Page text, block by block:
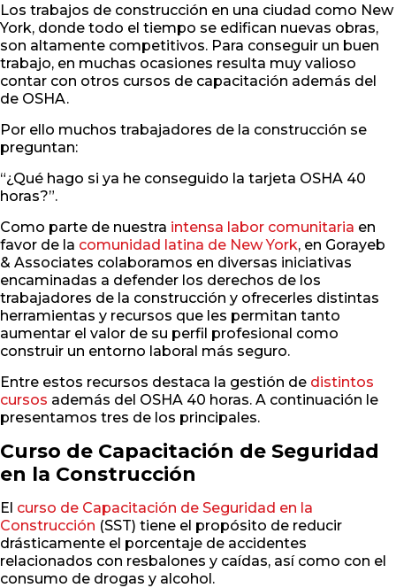
Los trabajos de construcción en una ciudad como New
York, donde todo el tiempo se edifican nuevas obras,
son altamente competitivos. Para conseguir un buen
trabajo, en muchas ocasiones resulta muy valioso
contar con otros cursos de capacitación además del
de OSHA.
Por ello muchos trabajadores de la construcción se
preguntan:
“¿Qué hago si ya he conseguido la tarjeta OSHA 40
horas?”.
Como parte de nuestra intensa labor comunitaria en
favor de la comunidad latina de New York, en Gorayeb
& Associates colaboramos en diversas iniciativas
encaminadas a defender los derechos de los
trabajadores de la construcción y ofrecerles distintas
herramientas y recursos que les permitan tanto
aumentar el valor de su perfil profesional como
construir un entorno laboral más seguro.
Entre estos recursos destaca la gestión de distintos
cursos además del OSHA 40 horas. A continuación le
presentamos tres de los principales.
Curso de Capacitación de Seguridad
en la Construcción
El curso de Capacitación de Seguridad en la
Construcción (SST) tiene el propósito de reducir
drásticamente el porcentaje de accidentes
relacionados con resbalones y caídas, así como con el
consumo de drogas y alcohol.